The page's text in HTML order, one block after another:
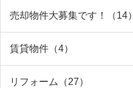
売却物件大募集です！（14）
賃貸物件（4）
リフォーム（27）